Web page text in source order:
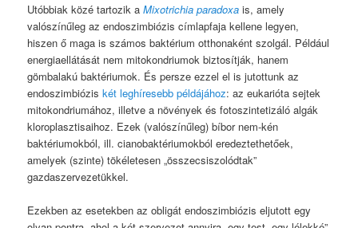
Utóbbiak közé tartozik aMixotrichia paradoxa is, amely
valószínűleg az endoszimbiózis címlapfaja kellene legyen,
hiszen ő maga is számos baktérium otthonaként szolgál. Például
energiaellátását nem mitokondriumok biztosítják, hanem
gömbalakú baktériumok. És persze ezzel el is jutottunk az
endoszimbióziskét leghíresebb példájához: az eukarióta sejtek
mitokondriumához, illetve a növények és fotoszintetizáló algák
kloroplasztisaihoz. Ezek (valószínűleg) bíbor nem-kén
baktériumokból, ill. cianobaktériumokból eredeztethetőek,
amelyek (szinte) tökéletesen „összecsiszolódtak”
gazdaszervezetükkel.
Ezekben az esetekben az obligát endoszimbiózis eljutott egy